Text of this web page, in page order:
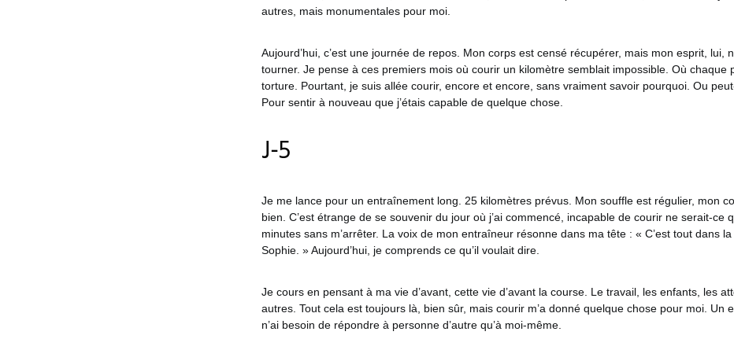
autres, mais monumentales pour moi.
Aujourd’hui, c’est une journée de repos. Mon corps est censé récupérer, mais mon esprit, lui,
tourner. Je pense à ces premiers mois où courir un kilomètre semblait impossible. Où chaque
torture. Pourtant, je suis allée courir, encore et encore, sans vraiment savoir pourquoi. Ou
Pour sentir à nouveau que j’étais capable de quelque chose.
J-5
Je me lance pour un entraînement long. 25 kilomètres prévus. Mon souffle est régulier, mon
bien. C’est étrange de se souvenir du jour où j’ai commencé, incapable de courir ne serait-ce
minutes sans m’arrêter. La voix de mon entraîneur résonne dans ma tête : « C’est tout dans la
Sophie. » Aujourd’hui, je comprends ce qu’il voulait dire.
Je cours en pensant à ma vie d’avant, cette vie d’avant la course. Le travail, les enfants, les
autres. Tout cela est toujours là, bien sûr, mais courir m’a donné quelque chose pour moi. Un
n’ai besoin de répondre à personne d’autre qu’à moi-même.